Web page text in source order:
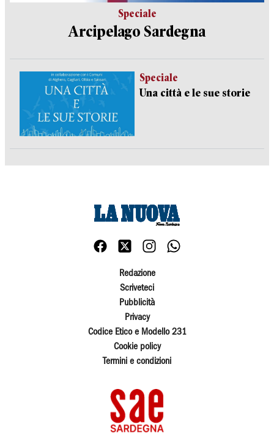
Speciale
Arcipelago Sardegna
Speciale
Una città e le sue storie
Redazione
Scriveteci
Pubblicità
Privacy
Codice Etico e Modello 231
Cookie policy
Termini e condizioni